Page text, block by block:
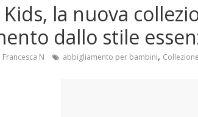
la nuova
dallo stile
Francesca N abbigliamento per bambini,